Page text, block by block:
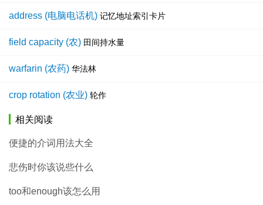
address (电脑电话机) 记忆地址索引卡片
field capacity (农) 田间持水量
warfarin (农药) 华法林
crop rotation (农业) 轮作
相关阅读
便捷的介词用法大全
悲伤时你该说些什么
too和enough该怎么用